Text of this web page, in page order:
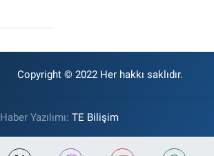
Copyright © 2022 Her hakkı saklıdır.
Haber Yazılımı: TE Bilişim